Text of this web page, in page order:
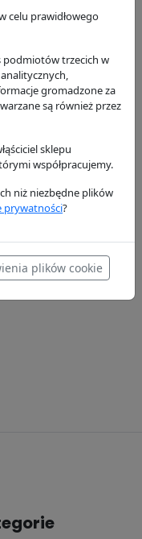
Filtr powietrza
P635904
341.02 zł
celu prawidłowego
podmiotów trzecich w
gromadzone za
są również przez
sklepu
współpracujemy.
niż niezbędne plików
prywatności?
plików cookie